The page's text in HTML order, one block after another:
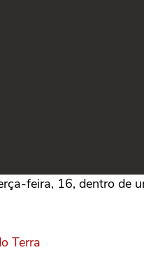
feira, 16, dentro de
Terra